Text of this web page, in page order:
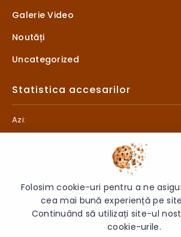
Galerie Video
Noutăți
Uncategorized
Statistica accesarilor
Azi:
© 2026 Liceul „Litterarum” - Toate
Folosim cookie-uri pentru a ne
cea mai bună experiență pe
Continuând să utilizați site-ul
cookie-urile.